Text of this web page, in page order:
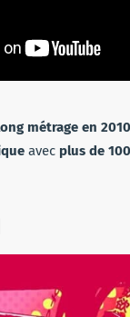
métrage en 2010
avec plus de